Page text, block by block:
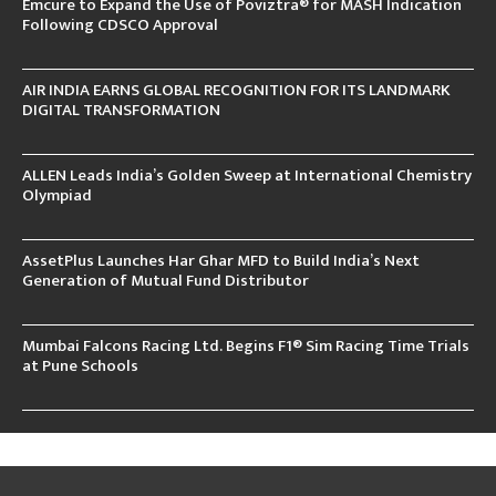
Following CDSCO Approval
AIR INDIA EARNS GLOBAL RECOGNITION FOR ITS LANDMARK
DIGITAL TRANSFORMATION
ALLEN Leads India’s Golden Sweep at International Chemistry
Olympiad
AssetPlus Launches Har Ghar MFD to Build India’s Next
Generation of Mutual Fund Distributor
Mumbai Falcons Racing Ltd. Begins F1® Sim Racing Time Trials
at Pune Schools